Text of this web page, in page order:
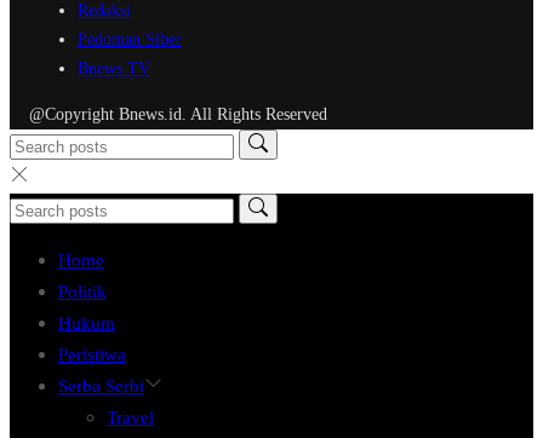
Redaksi
Pedoman Siber
Bnews TV
@Copyright Bnews.id. All Rights Reserved
Home
Politik
Hukum
Peristiwa
Serba Serbi
Travel